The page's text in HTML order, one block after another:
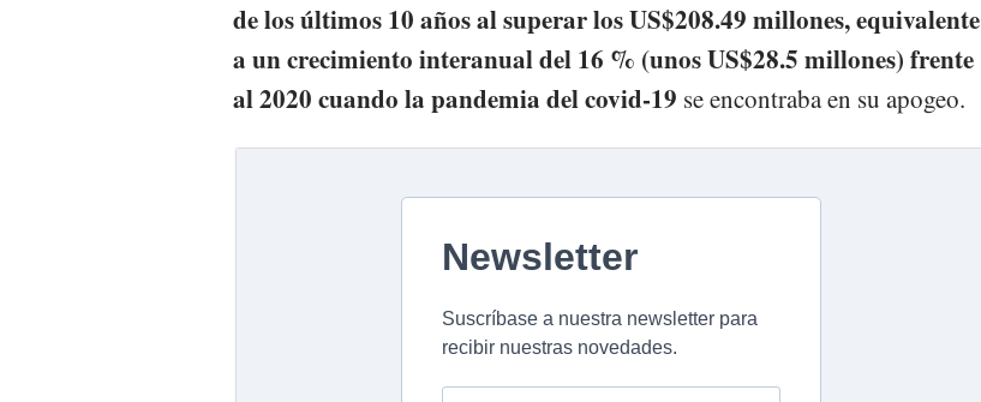
de los últimos 10 años al superar los US$208.49 millones, equivalente
a un crecimiento interanual del 16 % (unos US$28.5 millones) frente
al 2020 cuando la pandemia del covid-19 se encontraba en su apogeo.